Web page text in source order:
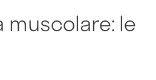
muscolare: le